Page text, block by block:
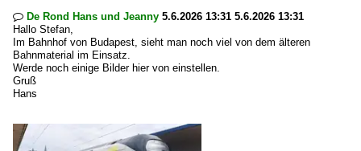
 De Rond Hans und Jeanny 5.6.2026 13:31 5.6.2026 13:31
Hallo Stefan,
Im Bahnhof von Budapest, sieht man noch viel von dem älteren
Bahnmaterial im Einsatz.
Werde noch einige Bilder hier von einstellen.
Gruß
Hans